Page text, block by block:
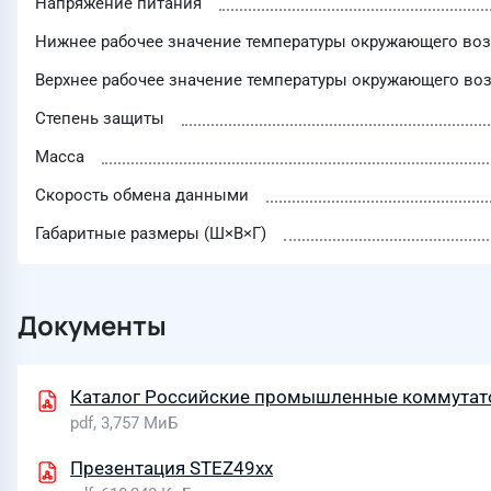
Нижнее рабочее значение температуры окружающего
Верхнее рабочее значение температуры окружающего
Степень защиты
Масса
Скорость обмена данными
Габаритные размеры (Ш×В×Г)
Документы
Каталог Российские промышленные
pdf, 3,757 МиБ
Презентация STEZ49xx